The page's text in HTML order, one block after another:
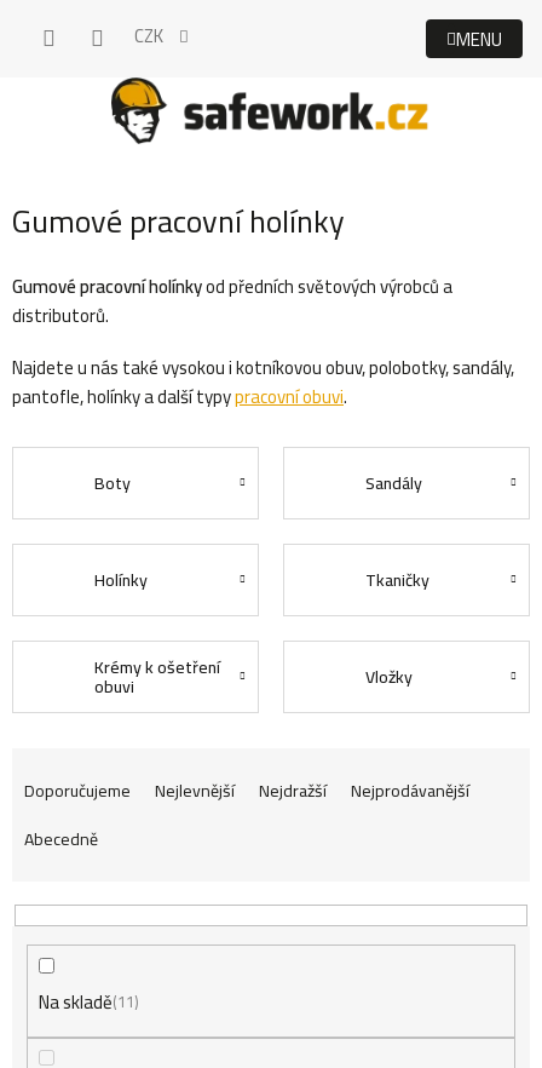
CZK
Gumové pracovní holínky
Gumové pracovní holínkyod předních světových výrobců a
distributorů.
Najdete u nás také vysokou i kotníkovou obuv, polobotky, sandály,
pantofle, holínky a další typypracovní obuvi.
Boty Sandály
Holínky Tkaničky
Krémy k ošetření
obuvi Vložky
Ř
a
z
e
Doporučujeme Nejlevnější Nejdražší
Nejprodávanější
Abecedně
Na skladě 11